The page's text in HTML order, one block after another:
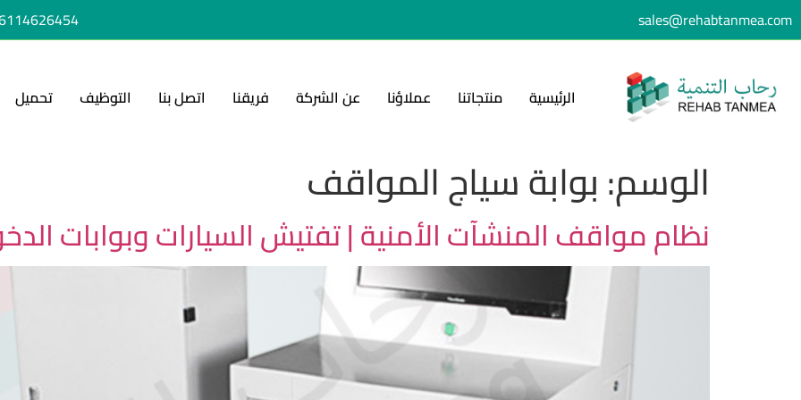
sales@rehabtanmea.com
الرئيسية منتجاتنا عملاؤنا عن الشركة فريقنا اتصل بنا التوظيف تحميل
الوسم:بوابة سياج المواقف
نظام مواقف المنشآت الأمنية | تفتيش السيارات وبوابات